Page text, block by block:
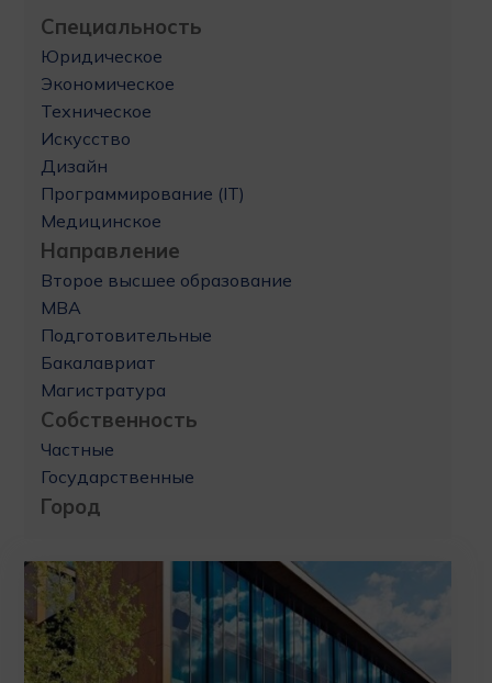
Специальность
Юридическое
Экономическое
Техническое
Искусство
Дизайн
Программирование (IT)
Медицинское
Направление
Второе высшее образование
MBA
Подготовительные
Бакалавриат
Магистратура
Собственность
Частные
Государственные
Город